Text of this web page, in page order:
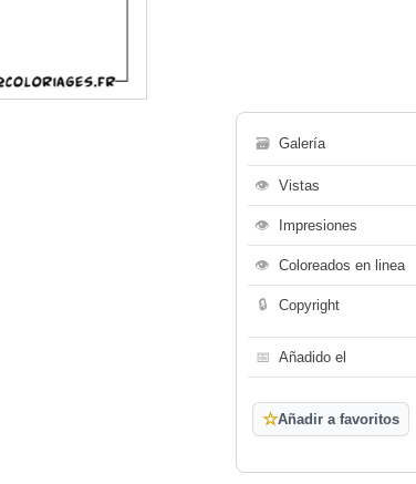
🗃 Galería
👁 Vistas
👁 Impresiones
👁 Coloreados en linea
🔒 Copyright
📅 Añadido el
☆Añadir a favoritos